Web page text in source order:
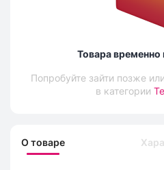
Товара временно
Попробуйте зайти позже
в категории
О товаре